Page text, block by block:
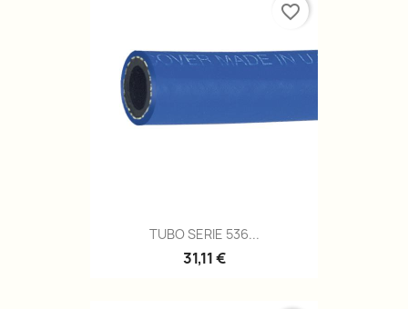
TUBO SERIE 536...
31,11 €
favorite_border